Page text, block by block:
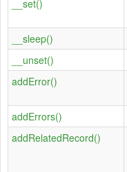
__set()
__sleep()
__unset()
addError()
addErrors()
addRelatedRecord()